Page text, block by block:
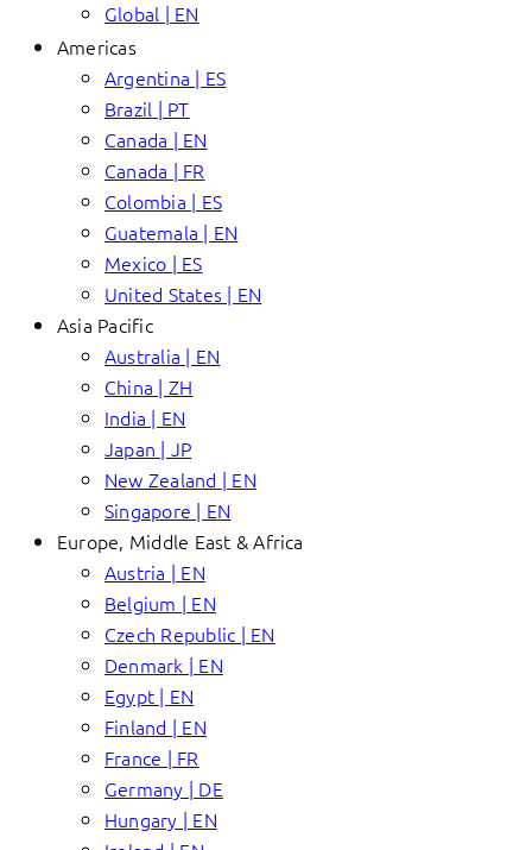
Global | EN
Americas
Argentina | ES
Brazil | PT
Canada | EN
Canada | FR
Colombia | ES
Guatemala | EN
Mexico | ES
United States | EN
Asia Pacific
Australia | EN
China | ZH
India | EN
Japan | JP
New Zealand | EN
Singapore | EN
Europe, Middle East & Africa
Austria | EN
Belgium | EN
Czech Republic | EN
Denmark | EN
Egypt | EN
Finland | EN
France | FR
Germany | DE
Hungary | EN